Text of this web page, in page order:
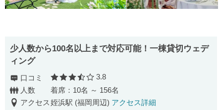
少人数から100名以上まで対応可能！一棟貸切ウェデ
ィング
口コミ 口コミ評価
3.8
人数
着席：10名 ～ 156名
アクセス姪浜駅 (福岡周辺) アクセス詳細